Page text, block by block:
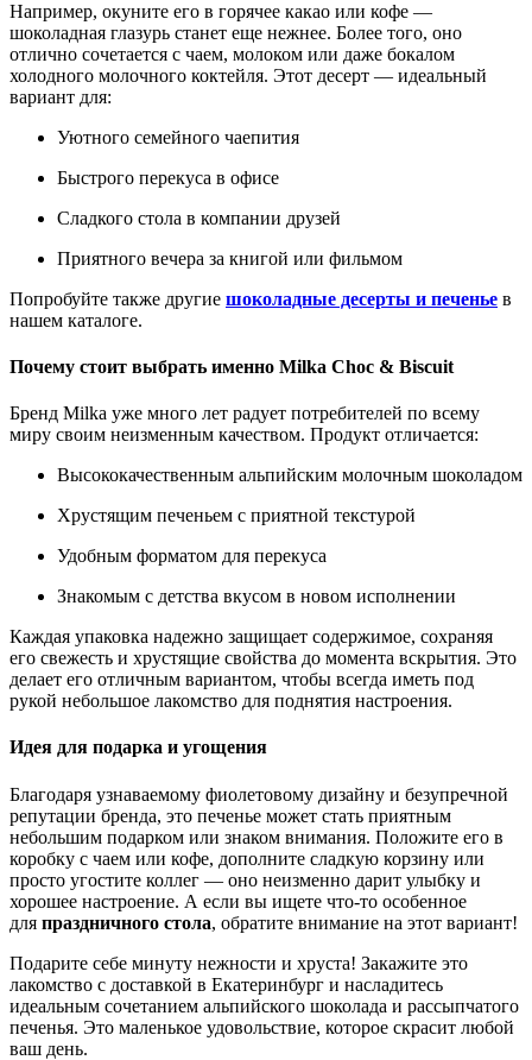
Например, окуните его в горячее какао или кофе —
шоколадная глазурь станет еще нежнее. Более того, оно
отлично сочетается с чаем, молоком или даже бокалом
холодного молочного коктейля. Этот десерт — идеальный
вариант для:
Уютного семейного чаепития
Быстрого перекуса в офисе
Сладкого стола в компании друзей
Приятного вечера за книгой или фильмом
Попробуйте также другие шоколадные десерты и печенье в
нашем каталоге.
Почему стоит выбрать именно Milka Choc & Biscuit
Бренд Milka уже много лет радует потребителей по всему
миру своим неизменным качеством. Продукт отличается:
Высококачественным альпийским молочным шоколадом
Хрустящим печеньем с приятной текстурой
Удобным форматом для перекуса
Знакомым с детства вкусом в новом исполнении
Каждая упаковка надежно защищает содержимое, сохраняя
его свежесть и хрустящие свойства до момента вскрытия. Это
делает его отличным вариантом, чтобы всегда иметь под
рукой небольшое лакомство для поднятия настроения.
Идея для подарка и угощения
Благодаря узнаваемому фиолетовому дизайну и безупречной
репутации бренда, это печенье может стать приятным
небольшим подарком или знаком внимания. Положите его в
коробку с чаем или кофе, дополните сладкую корзину или
просто угостите коллег — оно неизменно дарит улыбку и
хорошее настроение. А если вы ищете что-то особенное
для праздничного стола, обратите внимание на этот вариант!
Подарите себе минуту нежности и хруста! Закажите это
лакомство с доставкой в Екатеринбург и насладитесь
идеальным сочетанием альпийского шоколада и рассыпчатого
печенья. Это маленькое удовольствие, которое скрасит любой
ваш день.